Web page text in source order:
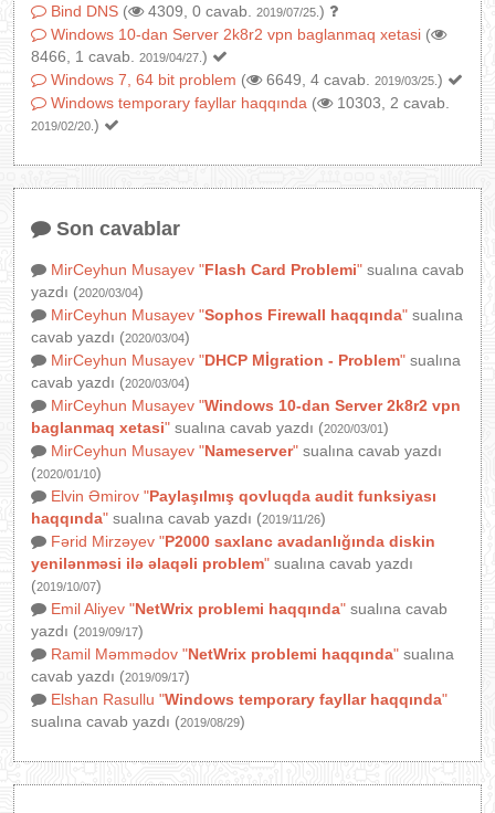
Bind DNS ( 4309, 0 cavab. 2019/07/25. )
Windows 10-dan Server 2k8r2 vpn baglanmaq xetasi (
8466, 1 cavab.
2019/04/27. )
Windows 7, 64 bit problem ( 6649, 4 cavab. 2019/03/25. )
Windows temporary fayllar haqqında ( 10303, 2 cavab.
2019/02/20. )
Son cavablar
MirCeyhun Musayev "Flash Card Problemi" sualına cavab
yazdı (2020/03/04)
MirCeyhun Musayev "Sophos Firewall haqqında" sualına
cavab yazdı (2020/03/04)
MirCeyhun Musayev "DHCP Mİgration - Problem" sualına
cavab yazdı (2020/03/04)
MirCeyhun Musayev "Windows 10-dan Server 2k8r2 vpn
baglanmaq xetasi" sualına cavab yazdı (2020/03/01)
MirCeyhun Musayev "Nameserver" sualına cavab yazdı
(2020/01/10)
Elvin Əmirov "Paylaşılmış qovluqda audit funksiyası
haqqında" sualına cavab yazdı (2019/11/26)
Fərid Mirzəyev "P2000 saxlanc avadanlığında diskin
yenilənməsi ilə əlaqəli problem" sualına cavab yazdı
(2019/10/07)
Emil Aliyev "NetWrix problemi haqqında" sualına cavab
yazdı (2019/09/17)
Ramil Məmmədov "NetWrix problemi haqqında" sualına
cavab yazdı (2019/09/17)
Elshan Rasullu "Windows temporary fayllar haqqında"
sualına cavab yazdı (2019/08/29)